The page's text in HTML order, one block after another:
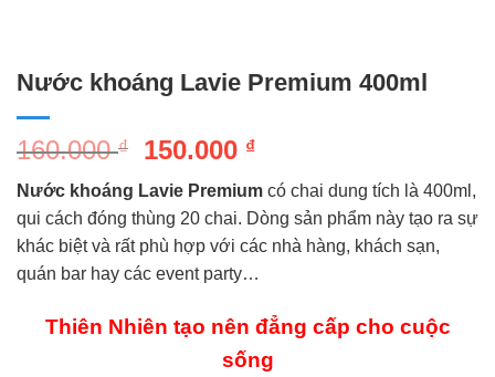
Nước khoáng Lavie Premium 400ml
160.000₫
Giá
là:
160.000 ₫.
150.000 ₫Giá
hiện
tại
là:
150.000 ₫.
Nước khoáng Lavie Premium có chai dung tích là 400ml,
qui cách đóng thùng 20 chai. Dòng sản phẩm này tạo ra sự
khác biệt và rất phù hợp với các nhà hàng, khách sạn,
quán bar hay các event party…
Thiên Nhiên tạo nên đẳng cấp cho cuộc
sống